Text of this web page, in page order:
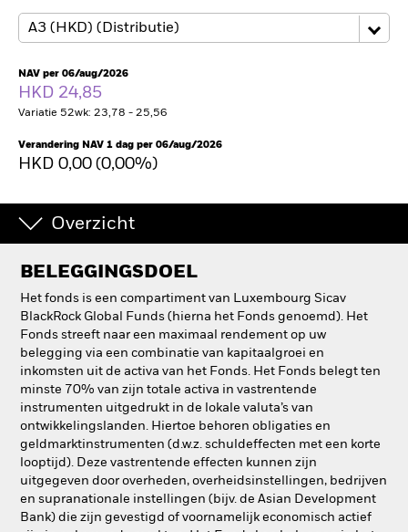
NAV per 06/aug/2026
HKD 24,85
Variatie 52wk: 23,78 - 25,56
Verandering NAV 1 dag per 06/aug/2026
HKD 0,00 (0,00%)
Overzicht
BELEGGINGSDOEL
Het fonds is een compartiment van Luxembourg Sicav
BlackRock Global Funds (hierna het Fonds genoemd). Het
Fonds streeft naar een maximaal rendement op uw
belegging via een combinatie van kapitaalgroei en
inkomsten uit de activa van het Fonds. Het Fonds belegt ten
minste 70% van zijn totale activa in vastrentende
instrumenten uitgedrukt in de lokale valuta’s van
ontwikkelingslanden. Hiertoe behoren obligaties en
geldmarktinstrumenten (d.w.z. schuldeffecten met een korte
looptijd). Deze vastrentende effecten kunnen zijn
uitgegeven door overheden, overheidsinstellingen, bedrijven
en supranationale instellingen (bijv. de Asian Development
Bank) die zijn gevestigd of voornamelijk economisch actief